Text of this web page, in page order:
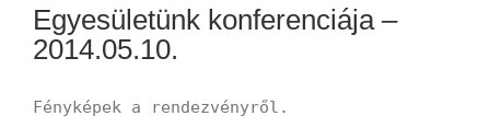
Egyesületünk konferenciája –
2014.05.10.
Fényképek a rendezvényről.